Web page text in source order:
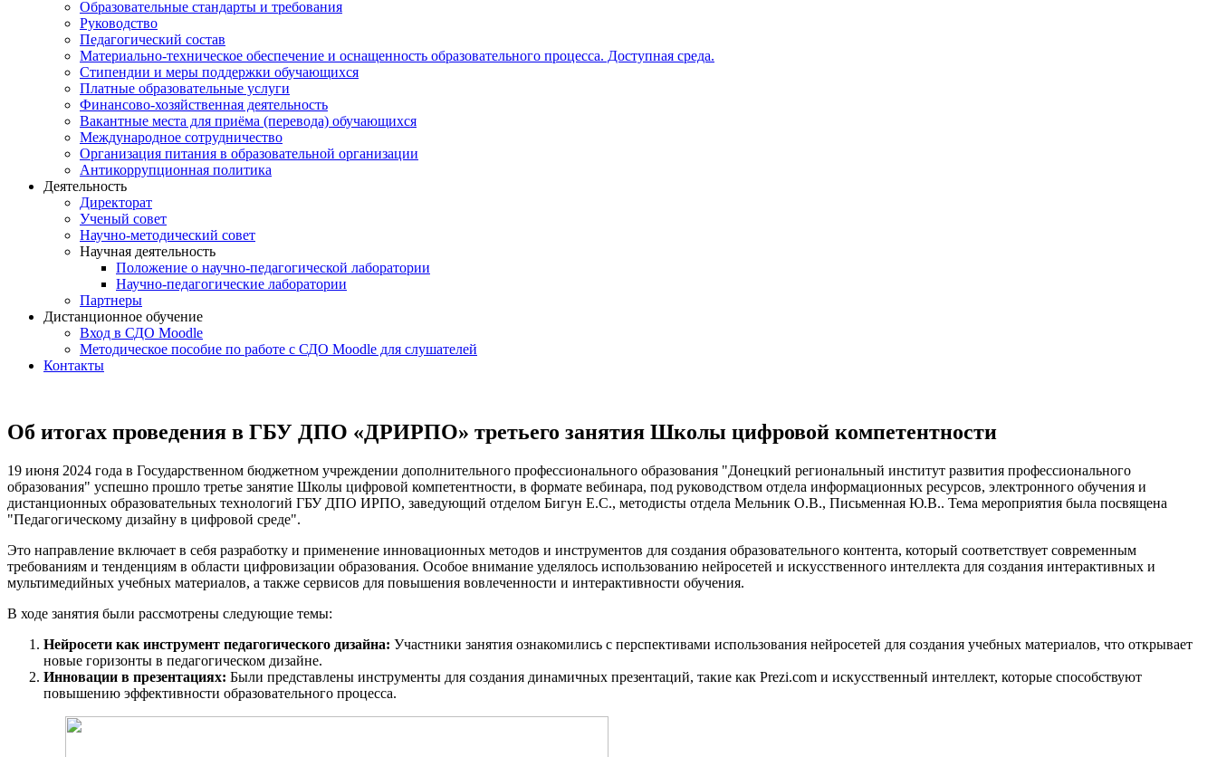
Образовательные стандарты и требования
Руководство
Педагогический состав
Материально-техническое обеспечение и оснащенность образовательного процесса. Доступная среда.
Стипендии и меры поддержки обучающихся
Платные образовательные услуги
Финансово-хозяйственная деятельность
Вакантные места для приёма (перевода) обучающихся
Международное сотрудничество
Организация питания в образовательной организации
Антикоррупционная политика
Деятельность
Директорат
Ученый совет
Научно-методический совет
Научная деятельность
Положение о научно-педагогической лаборатории
Научно-педагогические лаборатории
Партнеры
Дистанционное обучение
Вход в СДО Moodle
Методическое пособие по работе с СДО Moodle для слушателей
Контакты
Об итогах проведения в ГБУ ДПО «ДРИРПО» третьего занятия Школы цифровой компетентности
19 июня 2024 года в Государственном бюджетном учреждении дополнительного профессионального образования "Донецкий региональный институт развития профессионального
образования" успешно прошло третье занятие Школы цифровой компетентности, в формате вебинара, под руководством отдела информационных ресурсов, электронного обучения и
дистанционных образовательных технологий ГБУ ДПО ИРПО, заведующий отделом Бигун Е.С., методисты отдела Мельник О.В., Письменная Ю.В.. Тема мероприятия была посвящена
"Педагогическому дизайну в цифровой среде".
Это направление включает в себя разработку и применение инновационных методов и инструментов для создания образовательного контента, который соответствует современным
требованиям и тенденциям в области цифровизации образования. Особое внимание уделялось использованию нейросетей и искусственного интеллекта для создания интерактивных и
мультимедийных учебных материалов, а также сервисов для повышения вовлеченности и интерактивности обучения.
В ходе занятия были рассмотрены следующие темы:
Нейросети как инструмент педагогического дизайна: Участники занятия ознакомились с перспективами использования нейросетей для создания учебных материалов, что открывает
новые горизонты в педагогическом дизайне.
Инновации в презентациях: Были представлены инструменты для создания динамичных презентаций, такие как Prezi.com и искусственный интеллект, которые способствуют
повышению эффективности образовательного процесса.